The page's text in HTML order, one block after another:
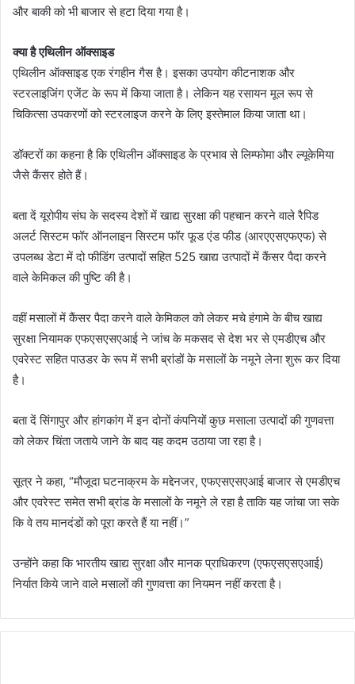
और बाकी को भी बाजार से हटा दिया गया है।
क्या है एथिलीन ऑक्साइड
एथिलीन ऑक्साइड एक रंगहीन गैस है। इसका उपयोग कीटनाशक और
स्टरलाइजिंग एजेंट के रूप में किया जाता है। लेकिन यह रसायन मूल रूप से
चिकित्सा उपकरणों को स्टरलाइज करने के लिए इस्तेमाल किया जाता था।
डॉक्टरों का कहना है कि एथिलीन ऑक्साइड के प्रभाव से लिम्फोमा और ल्यूकेमिया
जैसे कैंसर होते हैं।
बता दें यूरोपीय संघ के सदस्य देशों में खाद्य सुरक्षा की पहचान करने वाले रैपिड
अलर्ट सिस्टम फॉर ऑनलाइन सिस्टम फॉर फूड एंड फीड (आरएएसएफएफ) से
उपलब्ध डेटा में दो फीडिंग उत्पादों सहित 525 खाद्य उत्पादों में कैंसर पैदा करने
वाले केमिकल की पुष्टि की है।
वहीं मसालों में कैंसर पैदा करने वाले केमिकल को लेकर मचे हंगामे के बीच खाद्य
सुरक्षा नियामक एफएसएसएआई ने जांच के मकसद से देश भर से एमडीएच और
एवरेस्ट सहित पाउडर के रूप में सभी ब्रांडों के मसालों के नमूने लेना शुरू कर दिया
है।
बता दें सिंगापुर और हांगकांग में इन दोनों कंपनियों कुछ मसाला उत्पादों की गुणवत्ता
को लेकर चिंता जताये जाने के बाद यह कदम उठाया जा रहा है।
सूत्र ने कहा, “मौजूदा घटनाक्रम के मद्देनजर, एफएसएसएआई बाजार से एमडीएच
और एवरेस्ट समेत सभी ब्रांड के मसालों के नमूने ले रहा है ताकि यह जांचा जा सके
कि वे तय मानदंडों को पूरा करते हैं या नहीं।”
उन्होंने कहा कि भारतीय खाद्य सुरक्षा और मानक प्राधिकरण (एफएसएसएआई)
निर्यात किये जाने वाले मसालों की गुणवत्ता का नियमन नहीं करता है।